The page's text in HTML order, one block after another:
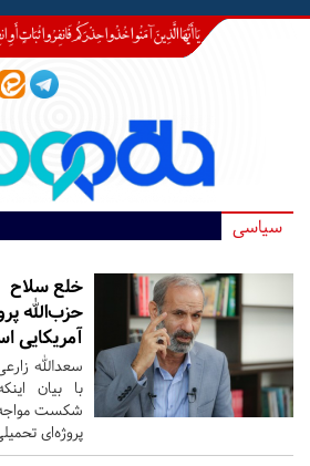
سیاسی
خلع سلاح
حزب‌الله
آمریکایی
سعدالله
با بیان
شکست
پروژه‌ای